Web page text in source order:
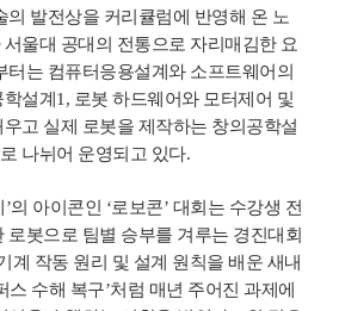
의 발전상을 커리큘럼에 반영해 온 노
울대 공대의 전통으로 자리매김한 요
터는 컴퓨터응용설계와 소프트웨어의
설계1, 로봇 하드웨어와 모터제어 및
고 실제 로봇을 제작하는 창의공학설
나뉘어 운영되고 있다.
의 아이콘인 ‘로보콘’ 대회는 수강생 전
로봇으로 팀별 승부를 겨루는 경진대회
계 작동 원리 및 설계 원칙을 배운 새내
스 수해 복구’처럼 매년 주어진 과제에